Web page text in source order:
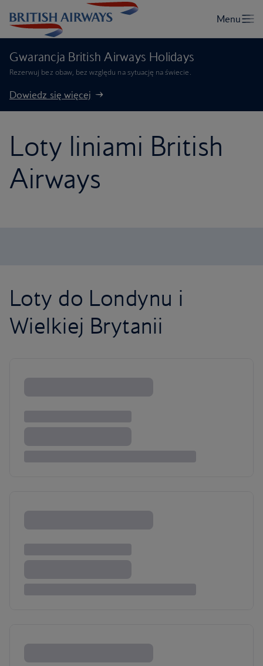
Gwarancja British Airways Holidays
Rezerwuj bez obaw, bez względu na sytuację na świecie.
Dowiedz się więcej
Loty liniami British
Airways
Loty do Londynu i
Wielkiej Brytanii